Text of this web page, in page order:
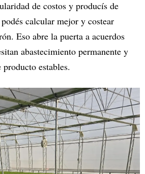
de costos y producís de
calcular mejor y costear
Eso abre la puerta a acuerdos
abastecimiento permanente y
estables.